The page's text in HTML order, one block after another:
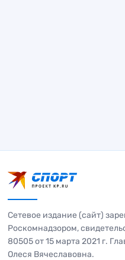
Сетевое издание (сайт)
Роскомнадзором,
80505 от 15 марта 2021 г.
Олеся Вячеславовна.